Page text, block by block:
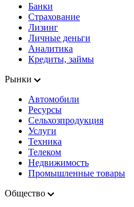
Банки
Страхование
Лизинг
Личные деньги
Аналитика
Кредиты, займы
Рынки
Автомобили
Ресурсы
Сельхозпродукция
Услуги
Техника
Телеком
Недвижимость
Промышленные товары
Общество